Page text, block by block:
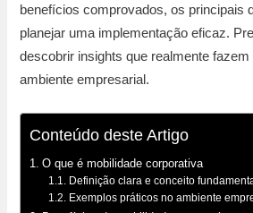
benefícios comprovados, os principais
planejar uma implementação eficaz.
descobrir insights que realmente fazem
ambiente empresarial.
Conteúdo deste Artigo
O que é mobilidade corporativa
Definição clara e conceito
Exemplos práticos no ambiente